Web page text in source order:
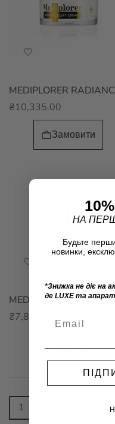
₴10,335.00
Замовити
₴7,800.00
1
НА
Будьте
новинки,
*Знижка не діє на
де LUXE та